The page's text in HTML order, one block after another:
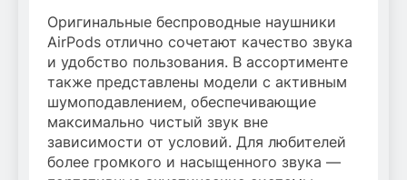
Оригинальные беспроводные наушники
AirPods отлично сочетают качество звука
и удобство пользования. В ассортименте
также представлены модели с активным
шумоподавлением, обеспечивающие
максимально чистый звук вне
зависимости от условий. Для любителей
более громкого и насыщенного звука —